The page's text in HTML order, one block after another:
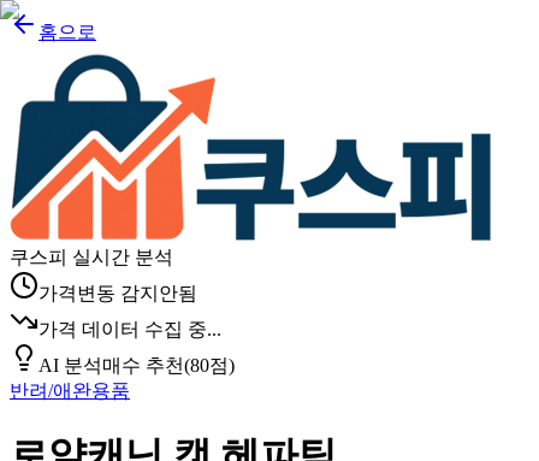
홈으로
쿠스피 실시간 분석
가격변동 감지안됨
가격 데이터 수집 중...
AI 분석매수 추천(80점)
반려/애완용품